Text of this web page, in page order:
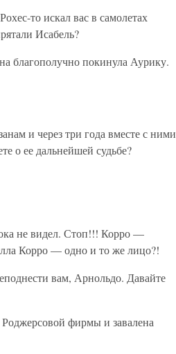
то искал вас в самолетах
Исабель?
благополучно покинула Аурику.
и через три года вместе с ними
о ее дальнейшей судьбе?
не видел. Стоп!!! Корро —
Корро — одно и то же лицо?!
вам, Арнольдо. Давайте
фирмы и завалена